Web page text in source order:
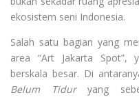
ekosistem seni Indonesia.
Salah satu bagian yang
area “Art Jakarta Spot”,
berskala besar. Di
Belum Tiduryang